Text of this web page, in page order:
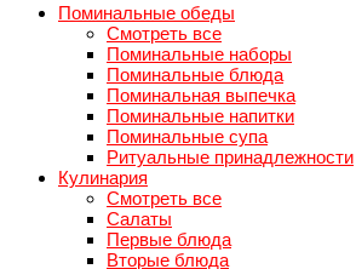
Поминальные обеды
Смотреть все
Поминальные наборы
Поминальные блюда
Поминальная выпечка
Поминальные напитки
Поминальные супа
Ритуальные принадлежности
Кулинария
Смотреть все
Салаты
Первые блюда
Вторые блюда